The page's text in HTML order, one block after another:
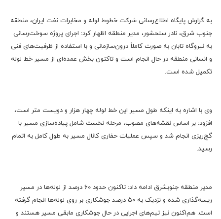
به گزارش پایگاه اطلاع‌رسانی شرکت خطوط لوله و مخابرات نفت ایران، منطقه
جنوب شرق، نادر سلحشور، مدیر منطقه اظهار کرد: اجرای پروژه سوخت‌رسانی
به نیروگاه تابان به‌ صورت کاملاً درون‌سازمانی و با استفاده از ظرفیت‌های فنی
و انسانی منطقه در حال انجام است و تاکنون بخش عمده‌ای از مسیر خط لوله
تکمیل شده است.
وی با اشاره به اینکه طول مسیر این خط لوله چهار هزار و دویست متر است،
افزود: بر اساس نقشه‌های مصوب، مرحله نخست شامل پیاده‌سازی مسیر با
گچ‌ریزی انجام شد و سپس عملیات حفاری کانال مسیر به طول کامل به اتمام
رسید.
مدیر منطقه جنوبشرق ادامه داد: تاکنون حدود ۶۰ درصد از لوله‌ها در مسیر
ریسه‌گذاری شده و نزدیک به ۵۰ درصد جوشکاری بر روی لوله‌ها انجام گرفته
است. هم‌اکنون نیز تیم‌های اجرایی در حال جوشکاری مابقی مسیر هستند و